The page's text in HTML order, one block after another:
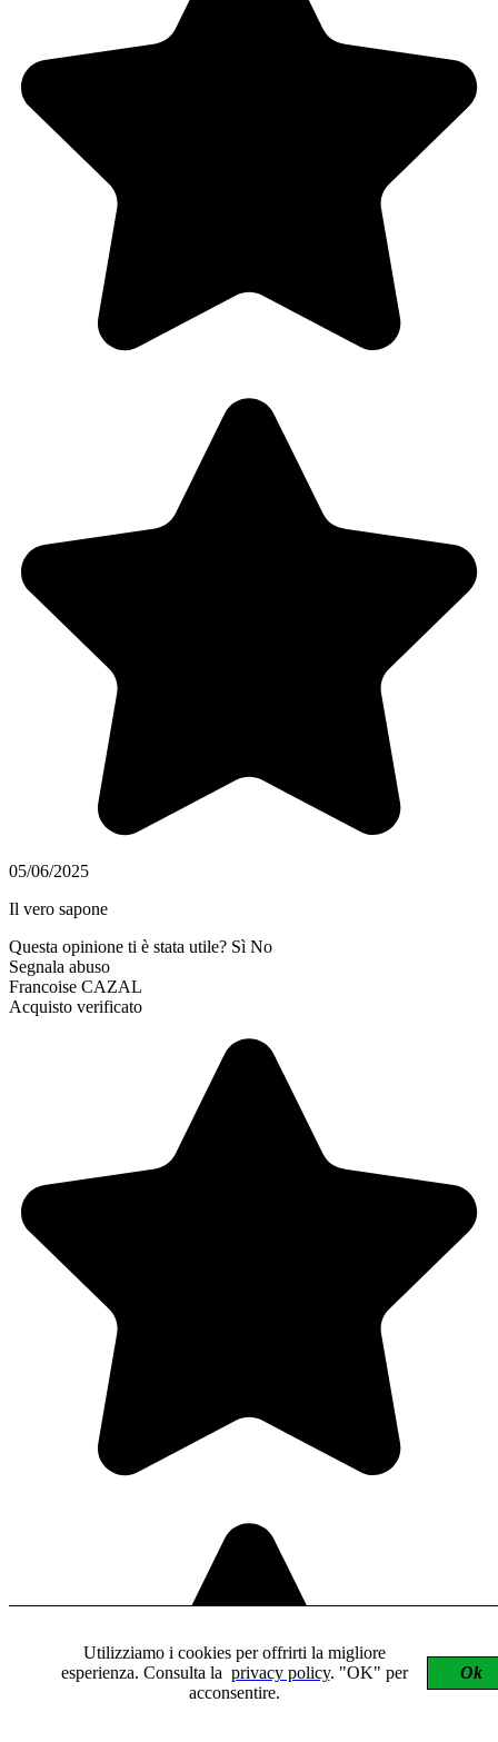
Utilizziamo i cookies per offrirti la migliore
esperienza. Consulta la privacy policy. "OK" per
acconsentire.
Ok
05/06/2025
Il vero sapone
Questa opinione ti è stata utile? Sì No
Segnala abuso
Francoise CAZAL
Acquisto verificato